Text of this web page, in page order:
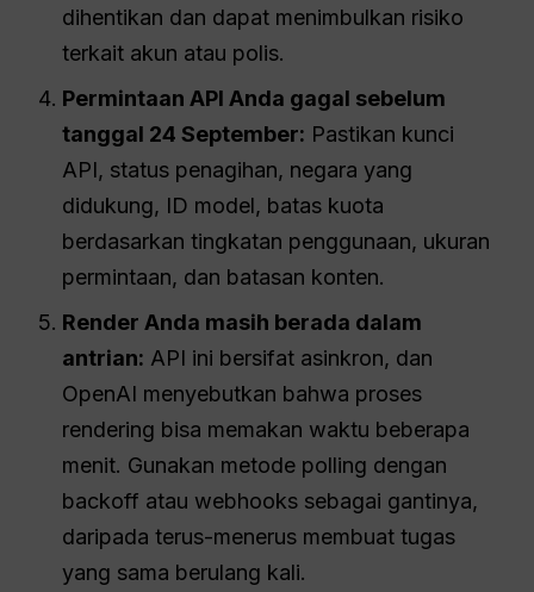
dihentikan dan dapat menimbulkan risiko
terkait akun atau polis.
Permintaan API Anda gagal sebelum
tanggal 24 September: Pastikan kunci
API, status penagihan, negara yang
didukung, ID model, batas kuota
berdasarkan tingkatan penggunaan, ukuran
permintaan, dan batasan konten.
Render Anda masih berada dalam
antrian: API ini bersifat asinkron, dan
OpenAI menyebutkan bahwa proses
rendering bisa memakan waktu beberapa
menit. Gunakan metode polling dengan
backoff atau webhooks sebagai gantinya,
daripada terus-menerus membuat tugas
yang sama berulang kali.